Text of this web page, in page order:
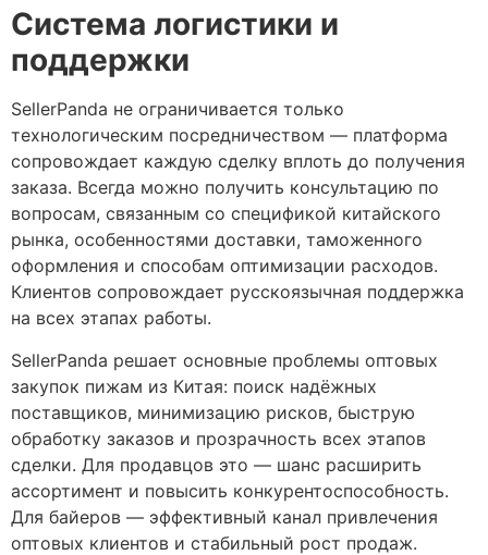
Система логистики и
поддержки
SellerPanda не ограничивается только
технологическим посредничеством — платформа
сопровождает каждую сделку вплоть до получения
заказа. Всегда можно получить консультацию по
вопросам, связанным со спецификой китайского
рынка, особенностями доставки, таможенного
оформления и способам оптимизации расходов.
Клиентов сопровождает русскоязычная поддержка
на всех этапах работы.
SellerPanda решает основные проблемы оптовых
закупок пижам из Китая: поиск надёжных
поставщиков, минимизацию рисков, быструю
обработку заказов и прозрачность всех этапов
сделки. Для продавцов это — шанс расширить
ассортимент и повысить конкурентоспособность.
Для байеров — эффективный канал привлечения
оптовых клиентов и стабильный рост продаж.